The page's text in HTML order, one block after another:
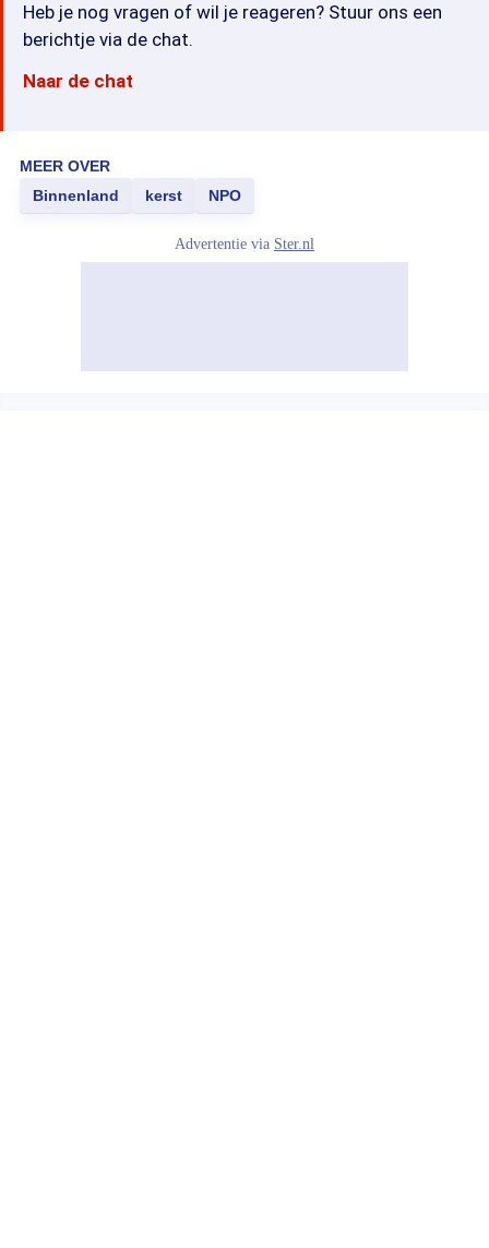
Heb je nog vragen of wil je reageren? Stuur ons een
berichtje via de chat.
Naar de chat
MEER OVER
Binnenland
kerst NPO
Advertentie via Ster.nl